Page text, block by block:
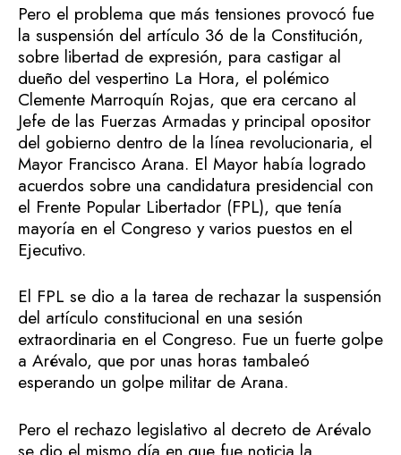
Pero el problema que más tensiones provocó fue
la suspensión del artículo 36 de la Constitución,
sobre libertad de expresión, para castigar al
dueño del vespertino La Hora, el polémico
Clemente Marroquín Rojas, que era cercano al
Jefe de las Fuerzas Armadas y principal opositor
del gobierno dentro de la línea revolucionaria, el
Mayor Francisco Arana. El Mayor había logrado
acuerdos sobre una candidatura presidencial con
el Frente Popular Libertador (FPL), que tenía
mayoría en el Congreso y varios puestos en el
Ejecutivo.
El FPL se dio a la tarea de rechazar la suspensión
del artículo constitucional en una sesión
extraordinaria en el Congreso. Fue un fuerte golpe
a Arévalo, que por unas horas tambaleó
esperando un golpe militar de Arana.
Pero el rechazo legislativo al decreto de Arévalo